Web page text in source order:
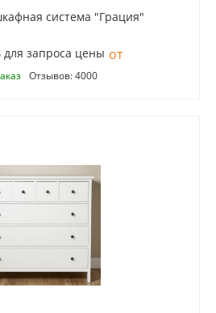
система "Грация"
для запроса цены
Отзывов: 4000